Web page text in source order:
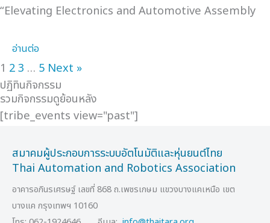
“Elevating Electronics and Automotive Assembly
อ่านต่อ
1 23 … 5 Next »
ปฏิทินกิจกรรม
รวมกิจกรรมดูย้อนหลัง
[tribe_events view="past"]
สมาคมผู้ประกอบการระบบอัตโนมัติและหุ่นยนต์ไทย
Thai Automation and Robotics Association
อาคารอภินรเศรษฐ์ เลขที่ 868 ถ.เพชรเกษม แขวงบางแคเหนือ เขต
บางแค กรุงเทพฯ 10160